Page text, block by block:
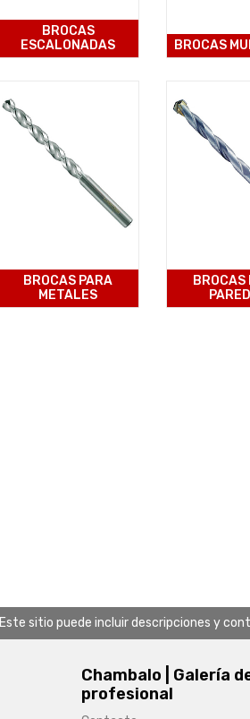
BROCAS
ESCALONADAS
BROCAS
BROCAS PARA
METALES
BROCAS
Este sitio puede incluir descripciones y
Chambalo | Galería
profesional